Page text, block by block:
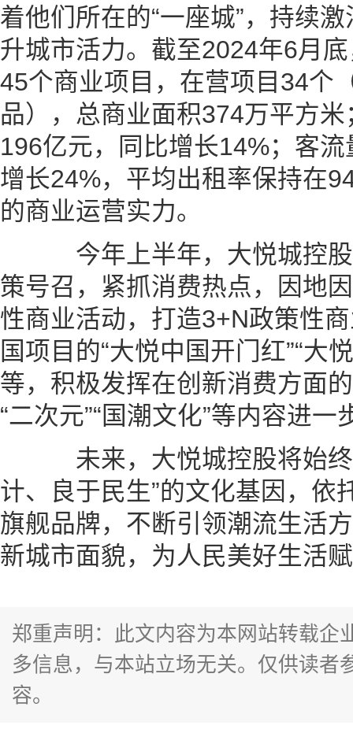
着他们所在的“一座城”，持续
升城市活力。截至2024年6月
45个商业项目，在营项目34个
品），总商业面积374万平方
196亿元，同比增长14%；客
增长24%，平均出租率保持在
的商业运营实力。
今年上半年，大悦城控股
策号召，紧抓消费热点，因地
性商业活动，打造3+N政策性
国项目的“大悦中国开门红”“大
等，积极发挥在创新消费方面
“二次元”“国潮文化”等内容进
未来，大悦城控股将始终
计、良于民生”的文化基因，依
旗舰品牌，不断引领潮流生活
新城市面貌，为人民美好生活
郑重声明：此文内容为本网站转载企
多信息，与本站立场无关。仅供读者
容。